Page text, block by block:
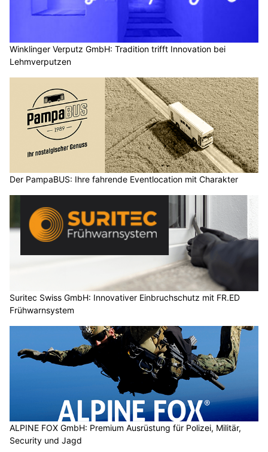
Winklinger Verputz GmbH: Tradition trifft Innovation bei
Lehmverputzen
Der PampaBUS: Ihre fahrende Eventlocation mit Charakter
Suritec Swiss GmbH: Innovativer Einbruchschutz mit FR.ED
Frühwarnsystem
ALPINE FOX GmbH: Premium Ausrüstung für Polizei, Militär,
Security und Jagd